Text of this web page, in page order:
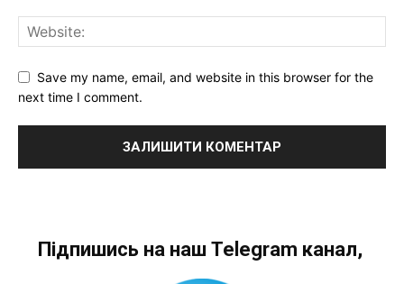
Save my name, email, and website in this browser for the
next time I comment.
Підпишись на наш Telegram канал,